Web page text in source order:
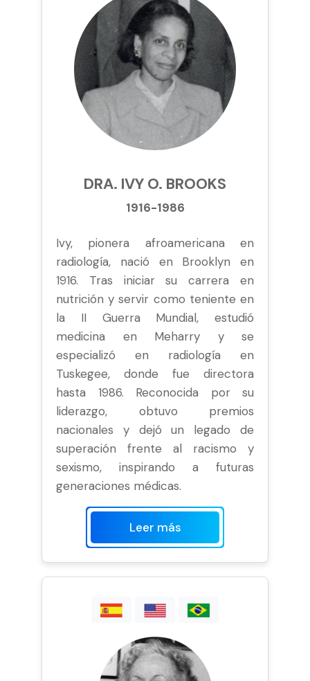
DRA. IVY O. BROOKS
1916-1986
Ivy, pionera afroamericana en
radiología, nació en Brooklyn en
1916. Tras iniciar su carrera en
nutrición y servir como teniente en
la II Guerra Mundial, estudió
medicina en Meharry y se
especializó en radiología en
Tuskegee, donde fue directora
hasta 1986. Reconocida por su
liderazgo, obtuvo premios
nacionales y dejó un legado de
superación frente al racismo y
sexismo, inspirando a futuras
generaciones médicas.
Leer más